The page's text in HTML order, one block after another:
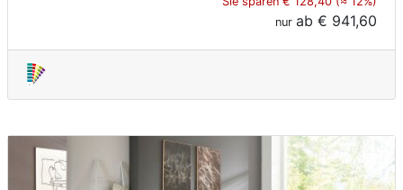
nur ab € 941,60